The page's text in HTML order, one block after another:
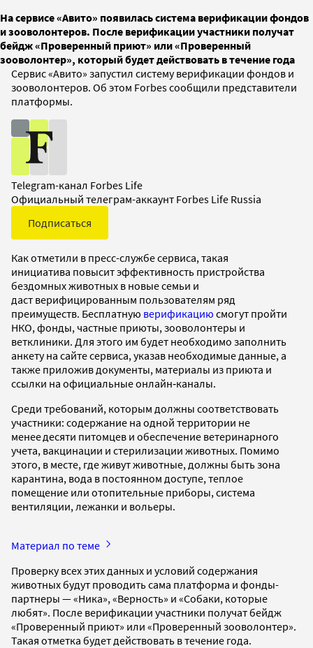
На сервисе «Авито» появилась система верификации фондов
и зооволонтеров. После верификации участники получат
бейдж «Проверенный приют» или «Проверенный
зооволонтер», который будет действовать в течение года
Сервис «Авито» запустил систему верификации фондов и
зооволонтеров. Об этом Forbes сообщили представители
платформы.
Telegram-канал Forbes Life
Официальный телеграм-аккаунт Forbes Life Russia
Подписаться
Как отметили в пресс-службе сервиса, такая
инициатива повысит эффективность пристройства
бездомных животных в новые семьи и
даст верифицированным пользователям ряд
преимуществ. Бесплатную верификацию смогут пройти
НКО, фонды, частные приюты, зооволонтеры и
ветклиники. Для этого им будет необходимо заполнить
анкету на сайте сервиса, указав необходимые данные, а
также приложив документы, материалы из приюта и
ссылки на официальные онлайн‑каналы.
Среди требований, которым должны соответствовать
участники: содержание на одной территории не
менее десяти питомцев и обеспечение ветеринарного
учета, вакцинации и стерилизации животных. Помимо
этого, в месте, где живут животные, должны быть зона
карантина, вода в постоянном доступе, теплое
помещение или отопительные приборы, система
вентиляции, лежанки и вольеры.
Материал по теме
Проверку всех этих данных и условий содержания
животных будут проводить сама платформа и фонды-
партнеры — «Ника», «Верность» и «Собаки, которые
любят». После верификации участники получат бейдж
«Проверенный приют» или «Проверенный зооволонтер».
Такая отметка будет действовать в течение года.